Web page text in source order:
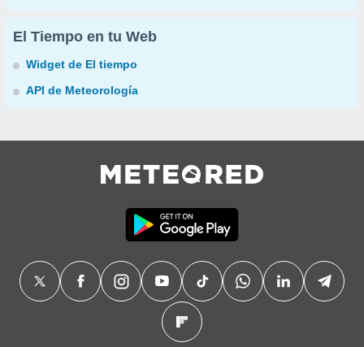
El Tiempo en tu Web
Widget de El tiempo
API de Meteorología